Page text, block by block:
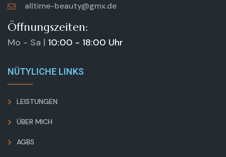
alltime-beauty@gmx.de
Öffnungszeiten:
Mo - Sa | 10:00 - 18:00 Uhr
NÜTYLICHE LINKS
LEISTUNGEN
ÜBER MICH
AGBS